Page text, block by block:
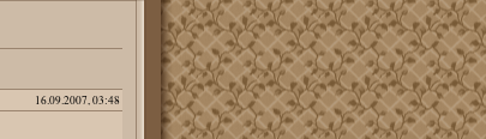
16.09.2007, 03:48